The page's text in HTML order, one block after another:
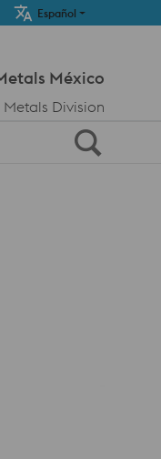
Español
México
Division